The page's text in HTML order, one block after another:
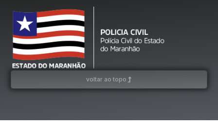
voltar ao topo